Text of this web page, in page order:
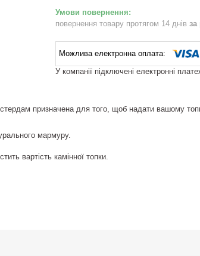
повернення товару протягом 14 днів за
У компанії підключені електронні
призначена для того, щоб надати вашому
мармуру.
вартість камінної топки.